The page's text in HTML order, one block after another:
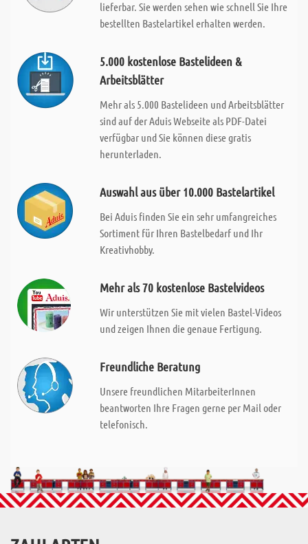
lieferbar. Sie werden sehen wie schnell Sie Ihre
bestellten Bastelartikel erhalten werden.
5.000 kostenlose Bastelideen &
Arbeitsblätter
Mehr als 5.000 Bastelideen und Arbeitsblätter
sind auf der Aduis Webseite als PDF-Datei
verfügbar und Sie können diese gratis
herunterladen.
Auswahl aus über 10.000 Bastelartikel
Bei Aduis finden Sie ein sehr umfangreiches
Sortiment für Ihren Bastelbedarf und Ihr
Kreativhobby.
Mehr als 70 kostenlose Bastelvideos
Wir unterstützen Sie mit vielen Bastel-Videos
und zeigen Ihnen die genaue Fertigung.
Freundliche Beratung
Unsere freundlichen MitarbeiterInnen
beantworten Ihre Fragen gerne per Mail oder
telefonisch.